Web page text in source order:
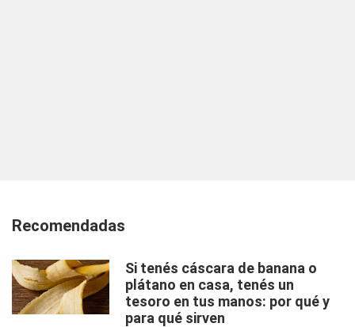
Recomendadas
Si tenés cáscara de banana o
plátano en casa, tenés un
tesoro en tus manos: por qué y
para qué sirven